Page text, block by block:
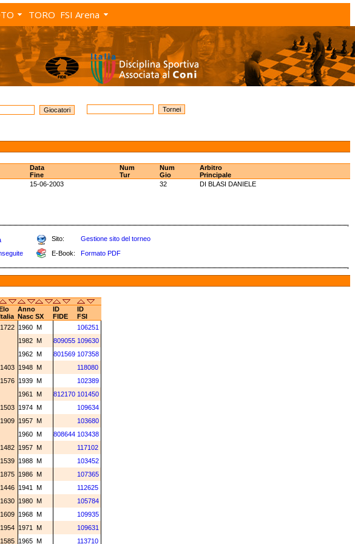
TORO FSI Arena
Data
Fine
Num
Tur
Num
Gio
Arbitro
Principale
15-06-2003 32
DI BLASI DANIELE
Sito:
Gestione sito del torneo
E-Book: Formato PDF
Anno ID
ID
Nasc SX FIDE
FSI
1722 1960 M
106251
1982 M 809055 109630
1962 M 801569 107358
1403 1948 M
118080
1576 1939 M
102389
1961 M 812170 101450
1503 1974 M
109634
1909 1957 M
103680
1960 M 808644 103438
1482 1957 M
117102
1539 1988 M
103452
1875 1986 M
107365
1446 1941 M
112625
1630 1980 M
105784
1609 1968 M
109935
1954 1971 M
109631
1585 1965 M 113710